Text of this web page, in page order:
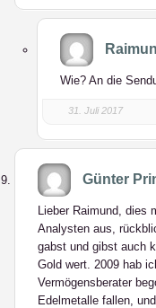
Wie? An die
31. Juli 2017
Günter
Lieber Raimund, dies
Analysten aus,
gabst und gibst auch
Gold wert. 2009 hab
Vermögensberater
Edelmetalle fallen,